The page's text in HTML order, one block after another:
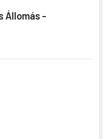
Állomás -